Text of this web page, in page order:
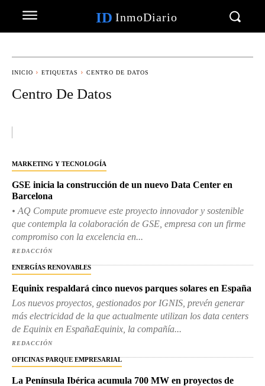
ID InmoDiario
INICIO ETIQUETAS CENTRO DE DATOS
Centro De Datos
MARKETING Y TECNOLOGÍA
GSE inicia la construcción de un nuevo Data Center en
Barcelona
• AQ Compute promueve este proyecto innovador y sostenible
que contempla la colaboración de GSE, empresa con un firme
compromiso con la excelencia en...
REDACCIÓN
ENERGÍAS RENOVABLES
Equinix respaldará cinco nuevos parques solares en España
Los nuevos proyectos, gestionados por IGNIS, prevén generar
más electricidad de la que actualmente utilizan los data centers
de Equinix en EspañaEquinix, la compañía...
REDACCIÓN
OFICINAS PARQUE EMPRESARIAL
La Península Ibérica acumula 700 MW en proyectos de